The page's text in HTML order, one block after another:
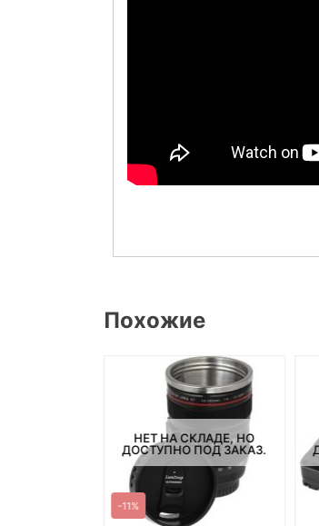
Похожие
НЕТ НА СКЛАДЕ, НО
ДОСТУПНО ПОД ЗАКАЗ.
-11%